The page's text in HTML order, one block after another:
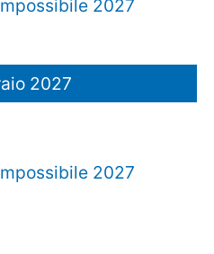
2027
2027
2027